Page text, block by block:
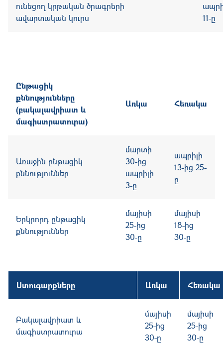
ունեցող կրթական ծրագրերի
ավարտական կուրս
11-ը
Ընթացիկ
քննությունները
(բակալավրիատ և
մագիստրատուրա)
Առկա Հեռակա
Առաջին ընթացիկ
քննություններ
մարտի
30-ից
ապրիլի
3-ը
ապրիլի
13-ից 25-
ը
Երկրորդ ընթացիկ
քննություններ
մայիսի
25-ից
30-ը
մայիսի
18-ից
30-ը
Ստուգարքները Առկա Հեռակա
Բակալավրիատ և
մագիստրատուրա
մայիսի
25-ից
30-ը
մայիսի
25-ից
30-ը